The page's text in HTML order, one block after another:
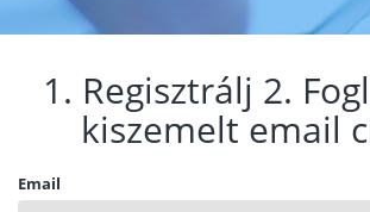
1. Regisztrálj 2.
kiszemelt email
Email